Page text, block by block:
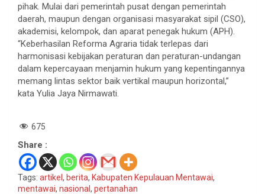
pihak. Mulai dari pemerintah pusat dengan pemerintah
daerah, maupun dengan organisasi masyarakat sipil (CSO),
akademisi, kelompok, dan aparat penegak hukum (APH).
“Keberhasilan Reforma Agraria tidak terlepas dari
harmonisasi kebijakan peraturan dan peraturan-undangan
dalam kepercayaan menjamin hukum yang kepentingannya
memang lintas sektor baik vertikal maupun horizontal,”
kata Yulia Jaya Nirmawati.
675
Share :
Tags: artikel , berita, Kabupaten Kepulauan Mentawai,
mentawai, nasional , pertanahan